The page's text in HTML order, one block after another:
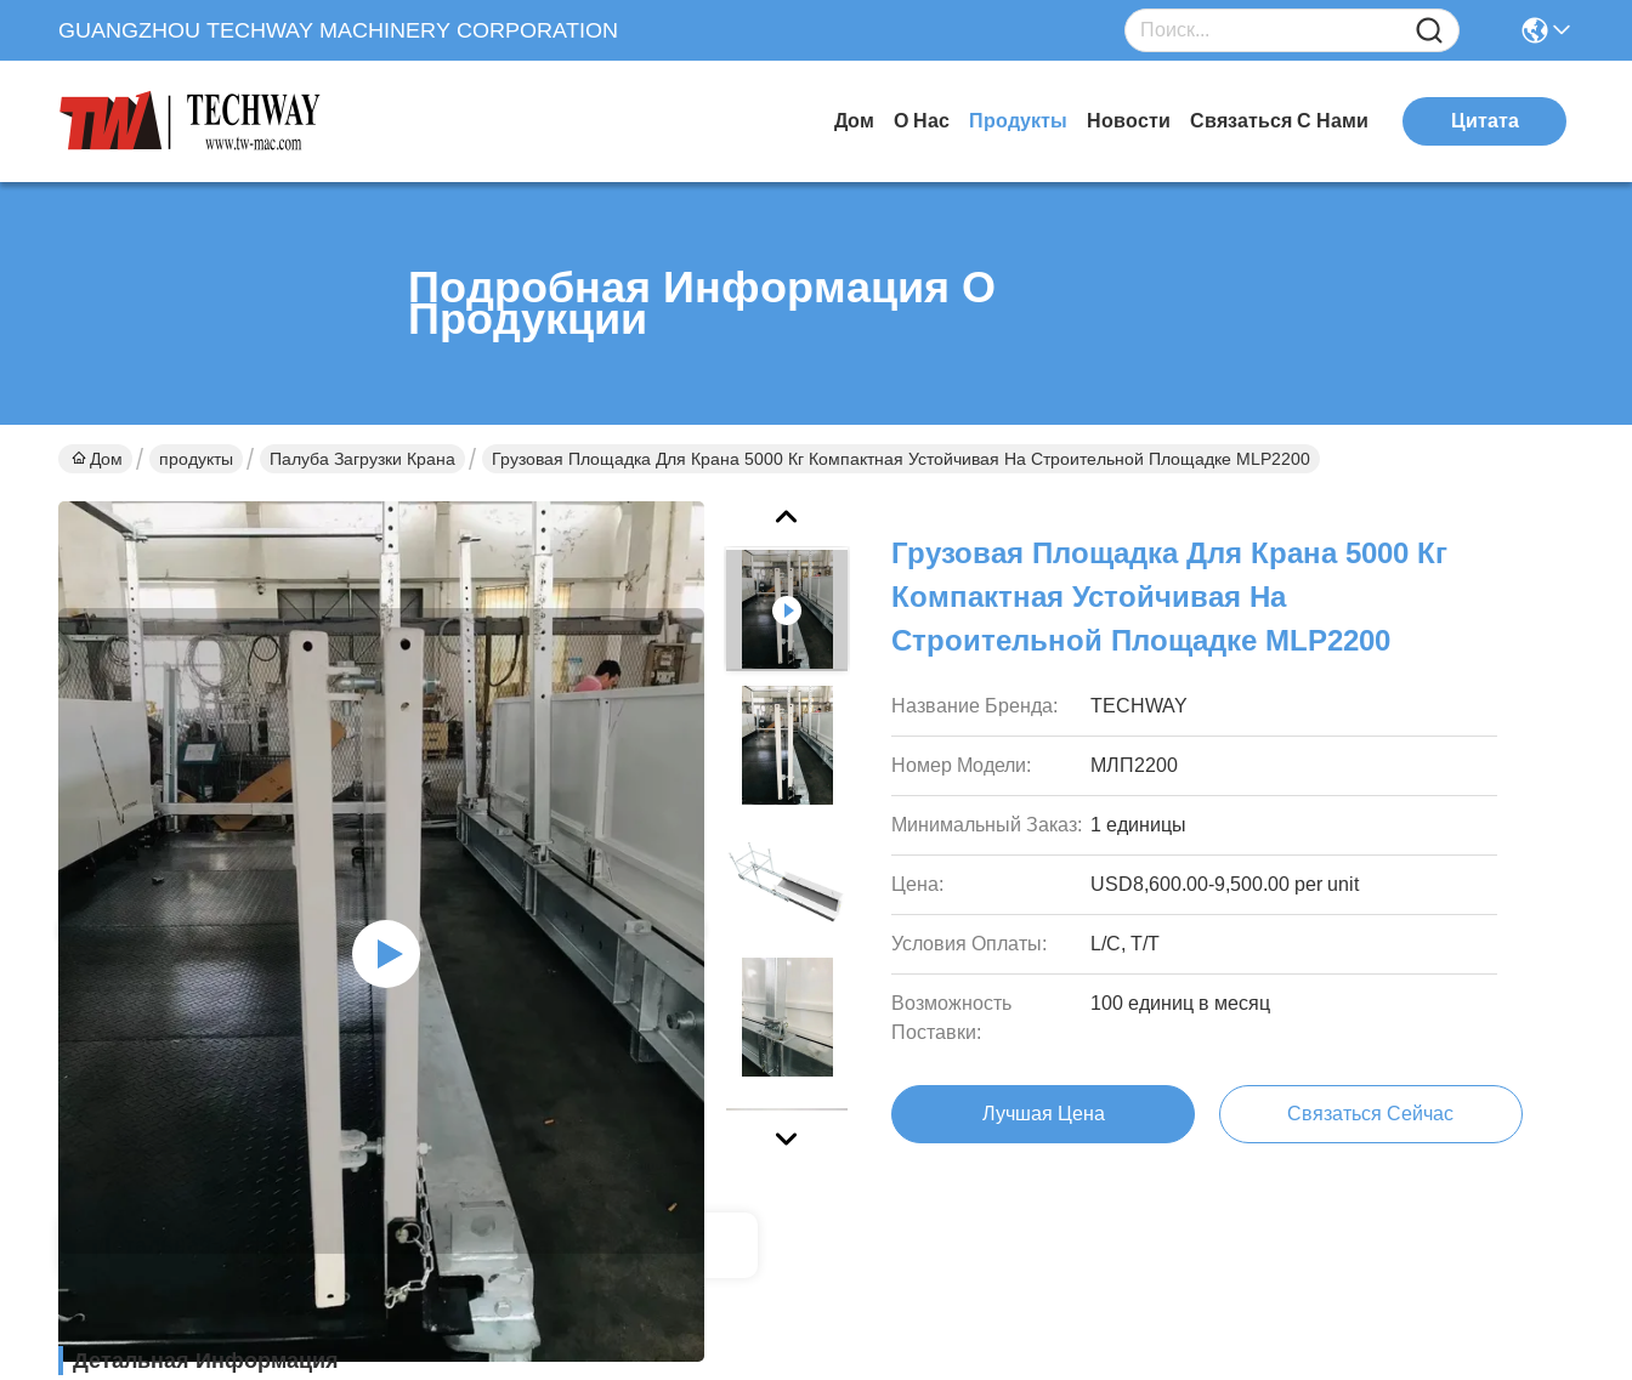
GUANGZHOU TECHWAY MACHINERY CORPORATION
Дом О Нас Продукты Новости Связаться С Нами Цитата
Подробная Информация О
Продукции
Дом продукты Палуба Загрузки Крана Грузовая Площадка Для Крана 5000 Кг Компактная Устойчивая На Строительной Площадке MLP2200
Грузовая Площадка Для Крана 5000 Кг
Компактная Устойчивая На
Строительной Площадке MLP2200
Название Бренда: TECHWAY
Номер Модели: МЛП2200
Минимальный Заказ: 1 единицы
Цена: USD8,600.00-9,500.00 per unit
Условия Оплаты: L/C, T/T
Возможность
Поставки:
100 единиц в месяц
Лучшая Цена Связаться Сейчас
Детальная Информация Описание Продукта
Детальная Информация